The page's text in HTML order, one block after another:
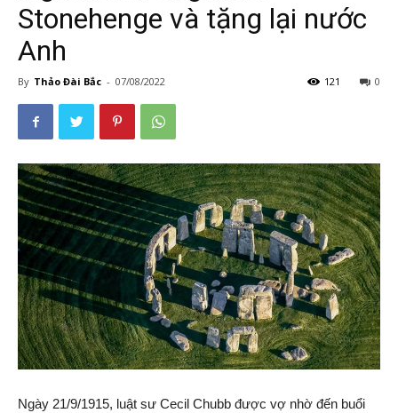
Stonehenge và tặng lại nước
Anh
By Thảo Đài Bắc - 07/08/2022 0
121
Ngày 21/9/1915, luật sư Cecil Chubb được vợ nhờ đến buổi